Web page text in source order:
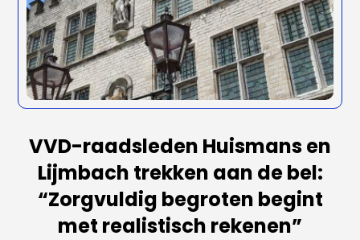
VVD-raadsleden Huismans en
Lijmbach trekken aan de bel:
“Zorgvuldig begroten begint
met realistisch rekenen”